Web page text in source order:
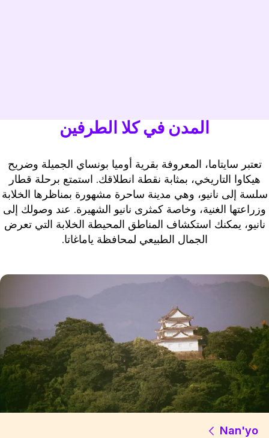
المدن في كلا الطرفين
تعتبر سايتاما، المعروفة بقرية أوميا بونساي الجميلة وضريح
هيكاوا التاريخي، بمثابة نقطة انطلاقك. استمتع برحلة قطار
سلسة إلى نانيو، وهي مدينة ساحرة مشهورة بمناظرها الخلابة
وزراعتها الغنية، وخاصة كمثرى نانيو الشهيرة. عند وصولك إلى
نانيو، يمكنك استكشاف المناطق المحيطة الخلابة التي تعرض
الجمال الطبيعي لمحافظة ياماغاتا.
Nan'yo